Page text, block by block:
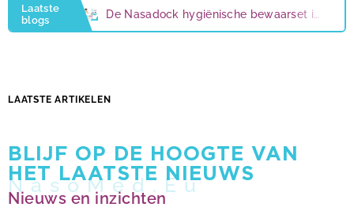
Laatste
blogs
De Nasadock hygiënische bewaarset is er weer!
7 tips tegen een herfstblues
LAATSTE ARTIKELEN
BLIJF OP DE HOOGTE VAN
HET LAATSTE NIEUWS
Nieuws en inzichten